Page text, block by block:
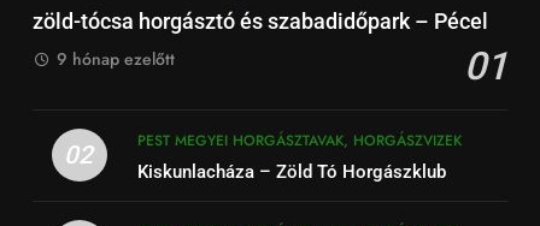
zöld-tócsa horgásztó és szabadidőpark – Pécel
01
9 hónap ezelőtt
02
PEST MEGYEI HORGÁSZTAVAK, HORGÁSZVIZEK
Kiskunlacháza – Zöld Tó Horgászklub